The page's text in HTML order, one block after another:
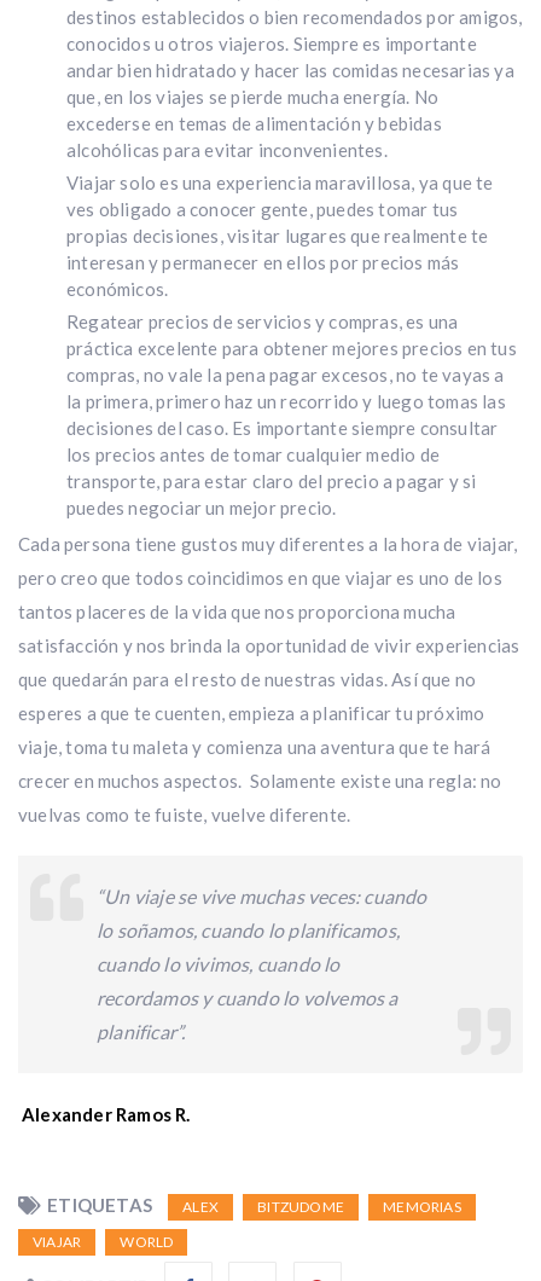
destinos establecidos o bien recomendados por amigos,
conocidos u otros viajeros. Siempre es importante
andar bien hidratado y hacer las comidas necesarias ya
que, en los viajes se pierde mucha energía. No
excederse en temas de alimentación y bebidas
alcohólicas para evitar inconvenientes.
Viajar solo es una experiencia maravillosa, ya que te
ves obligado a conocer gente, puedes tomar tus
propias decisiones, visitar lugares que realmente te
interesan y permanecer en ellos por precios más
económicos.
Regatear precios de servicios y compras, es una
práctica excelente para obtener mejores precios en tus
compras, no vale la pena pagar excesos, no te vayas a
la primera, primero haz un recorrido y luego tomas las
decisiones del caso. Es importante siempre consultar
los precios antes de tomar cualquier medio de
transporte, para estar claro del precio a pagar y si
puedes negociar un mejor precio.
Cada persona tiene gustos muy diferentes a la hora de viajar,
pero creo que todos coincidimos en que viajar es uno de los
tantos placeres de la vida que nos proporciona mucha
satisfacción y nos brinda la oportunidad de vivir experiencias
que quedarán para el resto de nuestras vidas. Así que no
esperes a que te cuenten, empieza a planificar tu próximo
viaje, toma tu maleta y comienza una aventura que te hará
crecer en muchos aspectos. Solamente existe una regla: no
vuelvas como te fuiste, vuelve diferente.
“Un viaje se vive muchas veces: cuando
lo soñamos, cuando lo planificamos,
cuando lo vivimos, cuando lo
recordamos y cuando lo volvemos a
planificar”.
Alexander Ramos R.
ETIQUETAS ALEX BITZUDOME
MEMORIAS
VIAJAR
WORLD